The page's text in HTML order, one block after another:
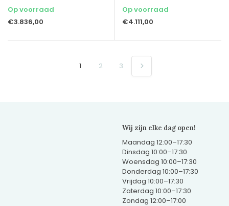
Op voorraad
€3.836,00
Op voorraad
€4.111,00
1 2 3
Wij zijn elke dag open!
Maandag 12:00–17:30
Dinsdag 10:00–17:30
Woensdag 10:00–17:30
Donderdag 10:00–17:30
Vrijdag 10:00–17:30
Zaterdag 10:00–17:30
Zondag 12:00–17:00